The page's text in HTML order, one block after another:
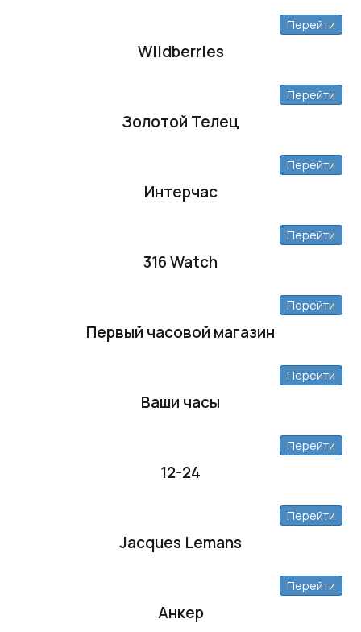
Wildberries
Перейти
Золотой Телец
Перейти
Интерчас
Перейти
316 Watch
Перейти
Первый часовой магазин
Перейти
Ваши часы
Перейти
12-24
Перейти
Jacques Lemans
Перейти
Анкер
Перейти